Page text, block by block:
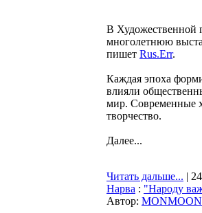
В Художественной
многолетнюю
пишет Rus.Err.
Каждая эпоха
влияли
мир. Современные
творчество.
Далее...
Читать дальше... |
Нарва : "Народу
Автор: MONMOON